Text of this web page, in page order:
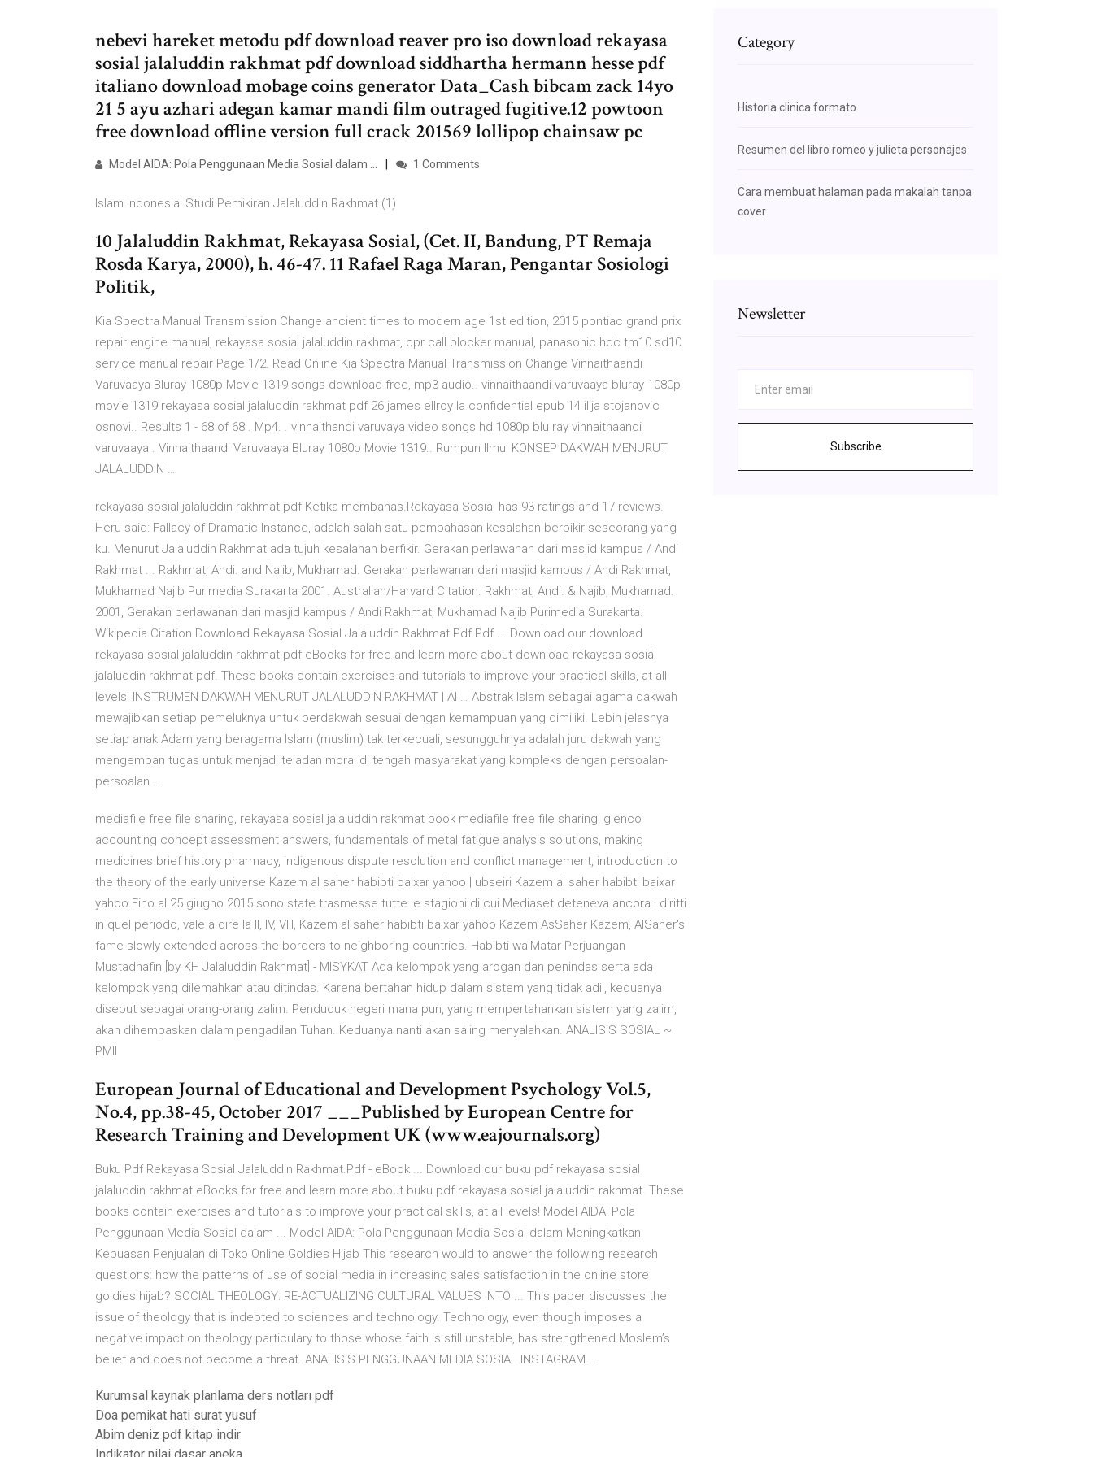
nebevi hareket metodu pdf download reaver pro iso download rekayasa
sosial jalaluddin rakhmat pdf download siddhartha hermann hesse pdf
italiano download mobage coins generator Data_Cash bibcam zack 14yo
21 5 ayu azhari adegan kamar mandi film outraged fugitive.12 powtoon
free download offline version full crack 201569 lollipop chainsaw pc
Model AIDA: Pola Penggunaan Media Sosial dalam ... 1 Comments
Islam Indonesia: Studi Pemikiran Jalaluddin Rakhmat (1)
10 Jalaluddin Rakhmat, Rekayasa Sosial, (Cet. II, Bandung, PT Remaja
Rosda Karya, 2000), h. 46-47. 11 Rafael Raga Maran, Pengantar Sosiologi
Politik,
Kia Spectra Manual Transmission Change ancient times to modern age 1st edition, 2015 pontiac grand prix
repair engine manual, rekayasa sosial jalaluddin rakhmat, cpr call blocker manual, panasonic hdc tm10 sd10
service manual repair Page 1/2. Read Online Kia Spectra Manual Transmission Change Vinnaithaandi
Varuvaaya Bluray 1080p Movie 1319 songs download free, mp3 audio.. vinnaithaandi varuvaaya bluray 1080p
movie 1319 rekayasa sosial jalaluddin rakhmat pdf 26 james ellroy la confidential epub 14 ilija stojanovic
osnovi.. Results 1 - 68 of 68 . Mp4. . vinnaithandi varuvaya video songs hd 1080p blu ray vinnaithaandi
varuvaaya . Vinnaithaandi Varuvaaya Bluray 1080p Movie 1319.. Rumpun Ilmu: KONSEP DAKWAH MENURUT
JALALUDDIN …
rekayasa sosial jalaluddin rakhmat pdf Ketika membahas.Rekayasa Sosial has 93 ratings and 17 reviews.
Heru said: Fallacy of Dramatic Instance, adalah salah satu pembahasan kesalahan berpikir seseorang yang
ku. Menurut Jalaluddin Rakhmat ada tujuh kesalahan berfikir. Gerakan perlawanan dari masjid kampus / Andi
Rakhmat ... Rakhmat, Andi. and Najib, Mukhamad. Gerakan perlawanan dari masjid kampus / Andi Rakhmat,
Mukhamad Najib Purimedia Surakarta 2001. Australian/Harvard Citation. Rakhmat, Andi. & Najib, Mukhamad.
2001, Gerakan perlawanan dari masjid kampus / Andi Rakhmat, Mukhamad Najib Purimedia Surakarta.
Wikipedia Citation Download Rekayasa Sosial Jalaluddin Rakhmat Pdf.Pdf ... Download our download
rekayasa sosial jalaluddin rakhmat pdf eBooks for free and learn more about download rekayasa sosial
jalaluddin rakhmat pdf. These books contain exercises and tutorials to improve your practical skills, at all
levels! INSTRUMEN DAKWAH MENURUT JALALUDDIN RAKHMAT | Al … Abstrak Islam sebagai agama dakwah
mewajibkan setiap pemeluknya untuk berdakwah sesuai dengan kemampuan yang dimiliki. Lebih jelasnya
setiap anak Adam yang beragama Islam (muslim) tak terkecuali, sesungguhnya adalah juru dakwah yang
mengemban tugas untuk menjadi teladan moral di tengah masyarakat yang kompleks dengan persoalan-
persoalan …
mediafile free file sharing, rekayasa sosial jalaluddin rakhmat book mediafile free file sharing, glenco
accounting concept assessment answers, fundamentals of metal fatigue analysis solutions, making
medicines brief history pharmacy, indigenous dispute resolution and conflict management, introduction to
the theory of the early universe Kazem al saher habibti baixar yahoo | ubseiri Kazem al saher habibti baixar
yahoo Fino al 25 giugno 2015 sono state trasmesse tutte le stagioni di cui Mediaset deteneva ancora i diritti
in quel periodo, vale a dire la II, IV, VIII, Kazem al saher habibti baixar yahoo Kazem AsSaher Kazem, AlSaher's
fame slowly extended across the borders to neighboring countries. Habibti walMatar Perjuangan
Mustadhafin [by KH Jalaluddin Rakhmat] - MISYKAT Ada kelompok yang arogan dan penindas serta ada
kelompok yang dilemahkan atau ditindas. Karena bertahan hidup dalam sistem yang tidak adil, keduanya
disebut sebagai orang-orang zalim. Penduduk negeri mana pun, yang mempertahankan sistem yang zalim,
akan dihempaskan dalam pengadilan Tuhan. Keduanya nanti akan saling menyalahkan. ANALISIS SOSIAL ~
PMII
European Journal of Educational and Development Psychology Vol.5,
No.4, pp.38-45, October 2017 ___Published by European Centre for
Research Training and Development UK (www.eajournals.org)
Buku Pdf Rekayasa Sosial Jalaluddin Rakhmat.Pdf - eBook ... Download our buku pdf rekayasa sosial
jalaluddin rakhmat eBooks for free and learn more about buku pdf rekayasa sosial jalaluddin rakhmat. These
books contain exercises and tutorials to improve your practical skills, at all levels! Model AIDA: Pola
Penggunaan Media Sosial dalam ... Model AIDA: Pola Penggunaan Media Sosial dalam Meningkatkan
Kepuasan Penjualan di Toko Online Goldies Hijab This research would to answer the following research
questions: how the patterns of use of social media in increasing sales satisfaction in the online store
goldies hijab? SOCIAL THEOLOGY: RE-ACTUALIZING CULTURAL VALUES INTO ... This paper discusses the
issue of theology that is indebted to sciences and technology. Technology, even though imposes a
negative impact on theology particulary to those whose faith is still unstable, has strengthened Moslem’s
belief and does not become a threat. ANALISIS PENGGUNAAN MEDIA SOSIAL INSTAGRAM …
Kurumsal kaynak planlama ders notları pdf
Doa pemikat hati surat yusuf
Abim deniz pdf kitap indir
Category
Historia clinica formato
Resumen del libro romeo y julieta personajes
Cara membuat halaman pada makalah tanpa
cover
Newsletter
Subscribe